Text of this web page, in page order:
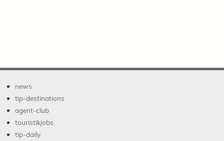
news
tip-destinations
agent-club
touristikjobs
tip-daily